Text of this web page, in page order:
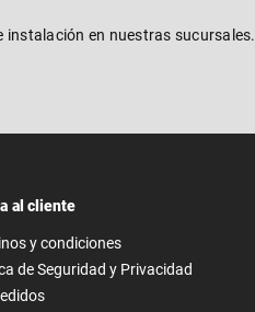
instalación en nuestras sucursales.
al cliente
y condiciones
de Seguridad y Privacidad